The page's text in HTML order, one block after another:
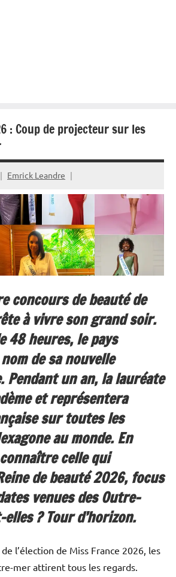
: Coup de projecteur sur les
Emrick Leandre
concours de beauté de
à vivre son grand soir.
48 heures, le pays
de sa nouvelle
Pendant un an, la lauréate
et représentera
sur toutes les
au monde. En
celle qui
de beauté 2026, focus
venues des Outre-
? Tour d’horizon.
l’élection de Miss France 2026, les
mer attirent tous les regards.